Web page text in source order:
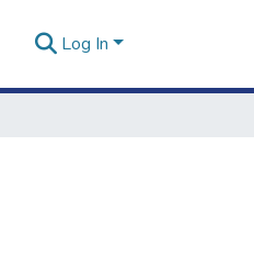
Log In